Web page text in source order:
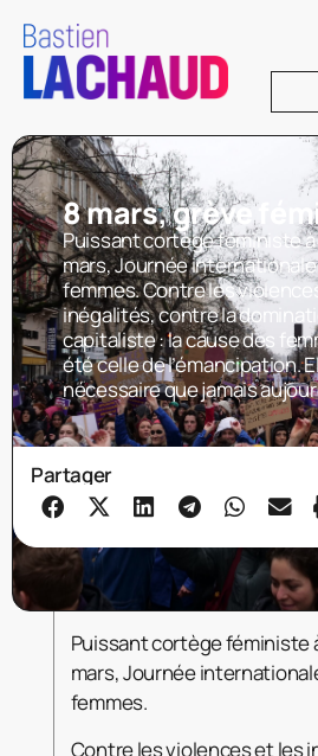
8 mars, grève
Puissant cortège féministe à
mars, Journée
femmes. Contre les
inégalités, contre la
capitaliste : la cause des
été celle de l’émancipation.
nécessaire que jamais
Partager
Puissant cortège féministe
mars, Journée
femmes.
Contre les violences et les